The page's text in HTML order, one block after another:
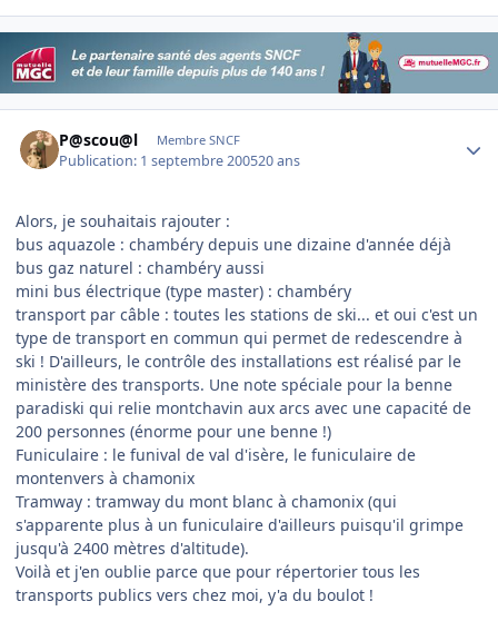
P@scou@l Membre SNCF
Publication: 1 septembre 200520 ans
Alors, je souhaitais rajouter :
bus aquazole : chambéry depuis une dizaine d'année déjà
bus gaz naturel : chambéry aussi
mini bus électrique (type master) : chambéry
transport par câble : toutes les stations de ski... et oui c'est un
type de transport en commun qui permet de redescendre à
ski ! D'ailleurs, le contrôle des installations est réalisé par le
ministère des transports. Une note spéciale pour la benne
paradiski qui relie montchavin aux arcs avec une capacité de
200 personnes (énorme pour une benne !)
Funiculaire : le funival de val d'isère, le funiculaire de
montenvers à chamonix
Tramway : tramway du mont blanc à chamonix (qui
s'apparente plus à un funiculaire d'ailleurs puisqu'il grimpe
jusqu'à 2400 mètres d'altitude).
Voilà et j'en oublie parce que pour répertorier tous les
transports publics vers chez moi, y'a du boulot !